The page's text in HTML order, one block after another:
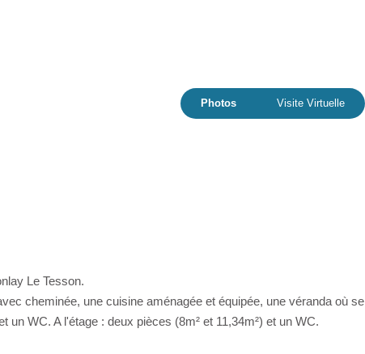
Photos Visite Virtuelle
Le Tesson.
cheminée, une cuisine aménagée et équipée, une véranda où se
WC. A l'étage : deux pièces (8m² et 11,34m²) et un WC.